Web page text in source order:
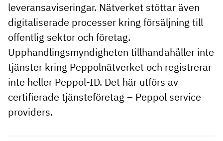
leveransaviseringar. Nätverket stöttar även
digitaliserade processer kring försäljning till
offentlig sektor och företag.
Upphandlingsmyndigheten tillhandahåller inte
tjänster kring Peppolnätverket och registrerar
inte heller Peppol-ID. Det här utförs av
certifierade tjänsteföretag – Peppol service
providers.